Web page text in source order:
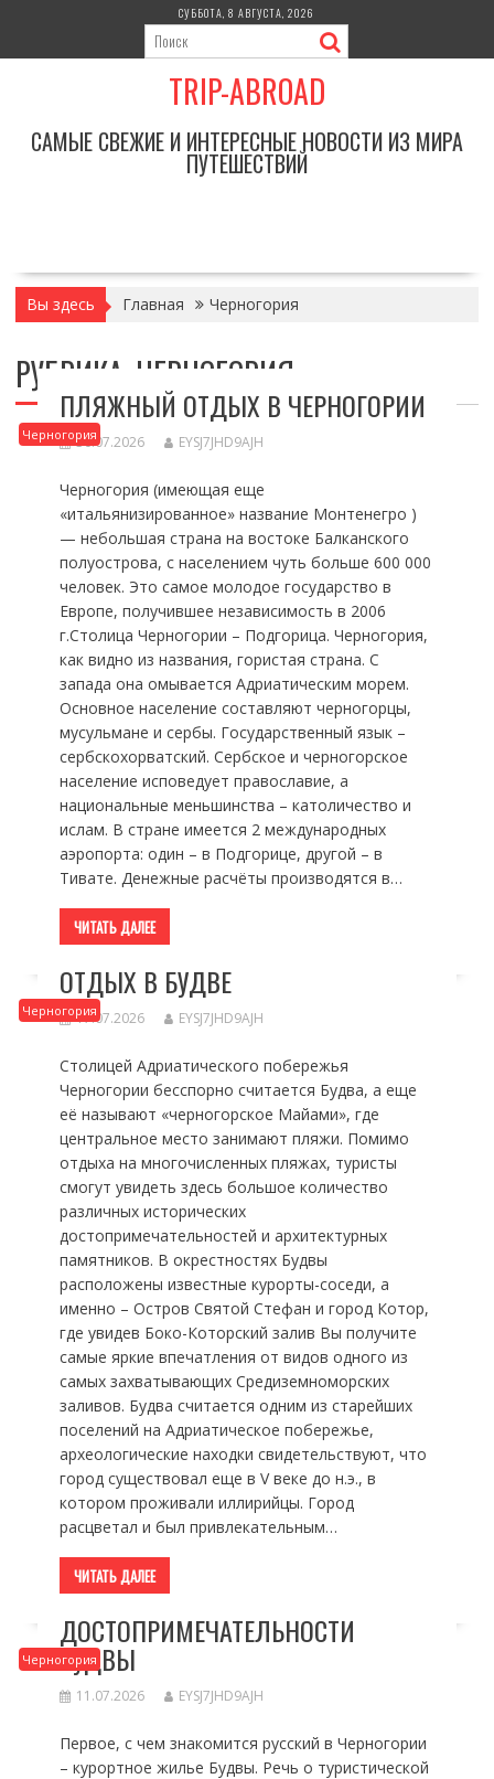
содержимому
СУББОТА, 8 АВГУСТА, 2026
TRIP-ABROAD
САМЫЕ СВЕЖИЕ И ИНТЕРЕСНЫЕ НОВОСТИ ИЗ МИРА
ПУТЕШЕСТВИЙ
Вы здесь Главная Черногория
РУБРИКА: ЧЕРНОГОРИЯ
Черногория
ПЛЯЖНЫЙ ОТДЫХ В ЧЕРНОГОРИИ
30.07.2026 EYSJ7JHD9AJH
Черногория (имеющая еще
«итальянизированное» название Монтенегро )
— небольшая страна на востоке Балканского
полуострова, с населением чуть больше 600 000
человек. Это самое молодое государство в
Европе, получившее независимость в 2006
г.Столица Черногории – Подгорица. Черногория,
как видно из названия, гористая страна. С
запада она омывается Адриатическим морем.
Основное население составляют черногорцы,
мусульмане и сербы. Государственный язык –
сербскохорватский. Сербское и черногорское
население исповедует православие, а
национальные меньшинства – католичество и
ислам. В стране имеется 2 международных
аэропорта: один – в Подгорице, другой – в
Тивате. Денежные расчёты производятся в…
ЧИТАТЬ ДАЛЕЕ
Черногория
ОТДЫХ В БУДВЕ
17.07.2026 EYSJ7JHD9AJH
Столицей Адриатического побережья
Черногории бесспорно считается Будва, а еще
её называют «черногорское Майами», где
центральное место занимают пляжи. Помимо
отдыха на многочисленных пляжах, туристы
смогут увидеть здесь большое количество
различных исторических
достопримечательностей и архитектурных
памятников. В окрестностях Будвы
расположены известные курорты-соседи, а
именно – Остров Святой Стефан и город Котор,
где увидев Боко-Которский залив Вы получите
самые яркие впечатления от видов одного из
самых захватывающих Средиземноморских
заливов. Будва считается одним из старейших
поселений на Адриатическое побережье,
археологические находки свидетельствуют, что
город существовал еще в V веке до н.э., в
котором проживали иллирийцы. Город
расцветал и был привлекательным…
ЧИТАТЬ ДАЛЕЕ
Черногория
ДОСТОПРИМЕЧАТЕЛЬНОСТИ
БУДВЫ
11.07.2026 EYSJ7JHD9AJH
Первое, с чем знакомится русский в Черногории
– курортное жилье Будвы. Речь о туристической